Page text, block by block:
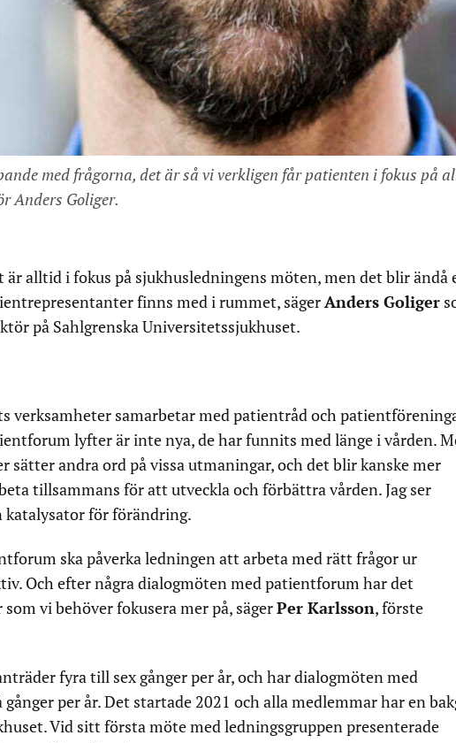
med frågorna, det är så vi verkligen får patienten i fokus på
Anders Goliger.
är alltid i fokus på sjukhusledningens möten, men det blir ändå
finns med i rummet, sägerAnders Goliger
på Sahlgrenska Universitetssjukhuset.
verksamheter samarbetar med patientråd och
lyfter är inte nya, de har funnits med länge i vården.
sätter andra ord på vissa utmaningar, och det blir kanske mer
tillsammans för att utveckla och förbättra vården. Jag ser
för förändring.
ska påverka ledningen att arbeta med rätt frågor ur
Och efter några dialogmöten med patientforum har det
vi behöver fokusera mer på, sägerPer Karlsson, förste
fyra till sex gånger per år, och har dialogmöten med
per år. Det startade 2021 och alla medlemmar har en
Vid sitt första möte med ledningsgruppen presenterade